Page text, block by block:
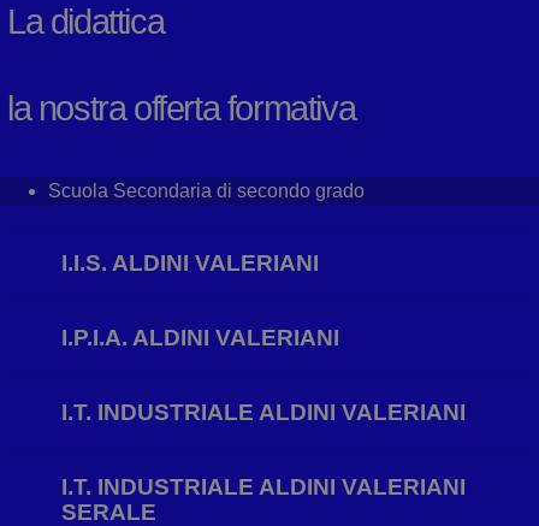
La didattica
la nostra offerta formativa
Scuola Secondaria di secondo grado
I.I.S. ALDINI VALERIANI
I.P.I.A. ALDINI VALERIANI
I.T. INDUSTRIALE ALDINI VALERIANI
I.T. INDUSTRIALE ALDINI VALERIANI
SERALE